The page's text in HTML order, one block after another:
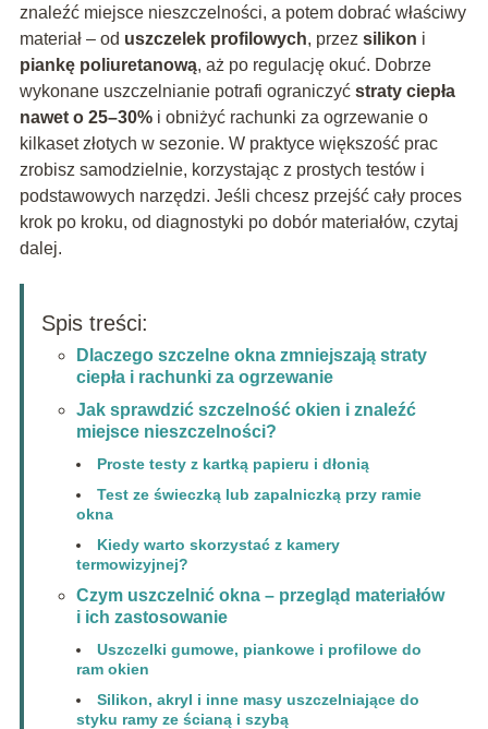
znaleźć miejsce nieszczelności, a potem dobrać właściwy
materiał – od uszczelek profilowych, przez silikon i
piankę poliuretanową, aż po regulację okuć. Dobrze
wykonane uszczelnianie potrafi ograniczyć straty ciepła
nawet o 25–30%i obniżyć rachunki za ogrzewanie o
kilkaset złotych w sezonie. W praktyce większość prac
zrobisz samodzielnie, korzystając z prostych testów i
podstawowych narzędzi. Jeśli chcesz przejść cały proces
krok po kroku, od diagnostyki po dobór materiałów, czytaj
dalej.
Spis treści:
Dlaczego szczelne okna zmniejszają straty
ciepła i rachunki za ogrzewanie
Jak sprawdzić szczelność okien i znaleźć
miejsce nieszczelności?
Proste testy z kartką papieru i dłonią
Test ze świeczką lub zapalniczką przy ramie
okna
Kiedy warto skorzystać z kamery
termowizyjnej?
Czym uszczelnić okna – przegląd materiałów
i ich zastosowanie
Uszczelki gumowe, piankowe i profilowe do
ram okien
Silikon, akryl i inne masy uszczelniające do
styku ramy ze ścianą i szybą